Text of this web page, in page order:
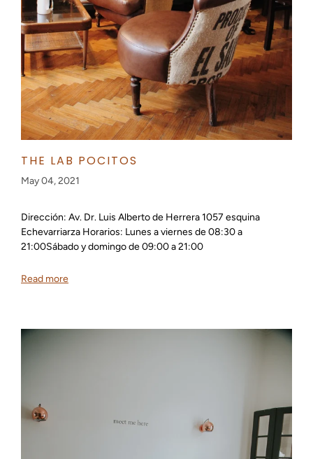
THE LAB POCITOS
May 04, 2021
Dirección: Av. Dr. Luis Alberto de Herrera 1057 esquina
Echevarriarza Horarios: Lunes a viernes de 08:30 a
21:00Sábado y domingo de 09:00 a 21:00
Read more